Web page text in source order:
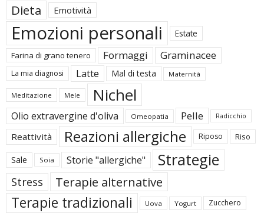
Dieta Emotività
Emozioni personali Estate
Farina di grano tenero Formaggi Graminacee
La mia diagnosi Latte Mal di testa Maternità
Meditazione Mele Nichel
Olio extravergine d'oliva Omeopatia Pelle Radicchio
Reattività Reazioni allergiche Riposo Riso
Sale Soia Storie "allergiche" Strategie
Stress Terapie alternative
Terapie tradizionali Uova Yogurt Zucchero